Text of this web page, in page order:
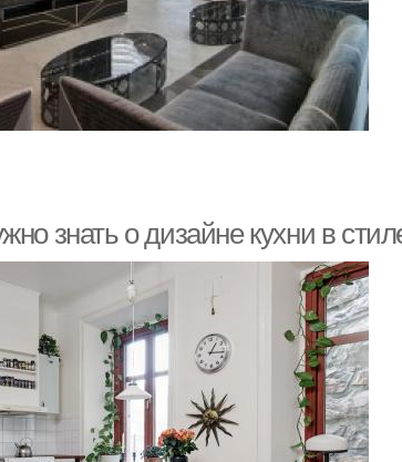
знать о дизайне кухни в